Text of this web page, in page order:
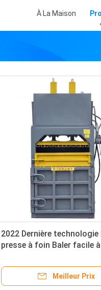
À La Maison
2022 Dernière technologie
presse à foin Baler facile
Meilleur Prix